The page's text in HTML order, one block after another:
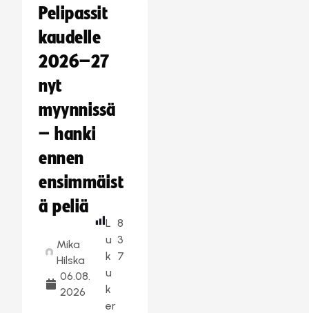
Pelipassit
kaudelle
2026–27
nyt
myynnissä
– hanki
ennen
ensimmäist
ä peliä
Mika
Hilska
06.08.
2026
L
u
k
u
k
er
8
3
7